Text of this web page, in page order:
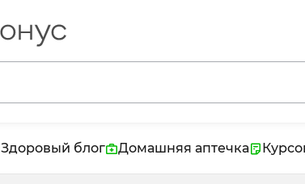
Здоровый блог Домашняя аптечка